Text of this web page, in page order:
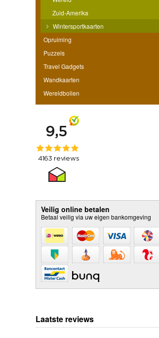
Zuid-Amerika
Wintersportkaarten
Opruiming
Puzzels
Travel Gadgets
Wandkaarten
Wereldbollen
Veilig online betalen
Betaal veilig via uw eigen bankomgeving
Laatste reviews